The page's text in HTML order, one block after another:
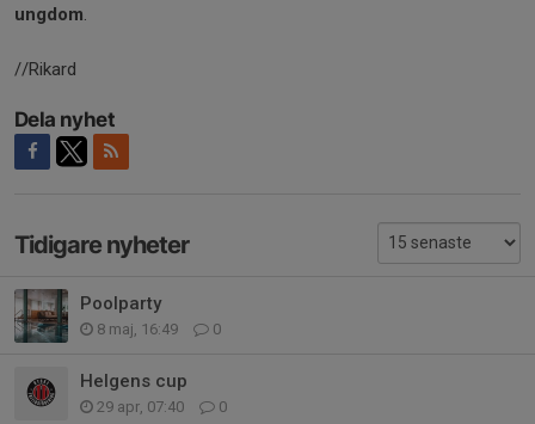
ungdom.
//Rikard
Dela nyhet
Tidigare nyheter
Poolparty
8 maj, 16:49 0
Helgens cup
29 apr, 07:40 0